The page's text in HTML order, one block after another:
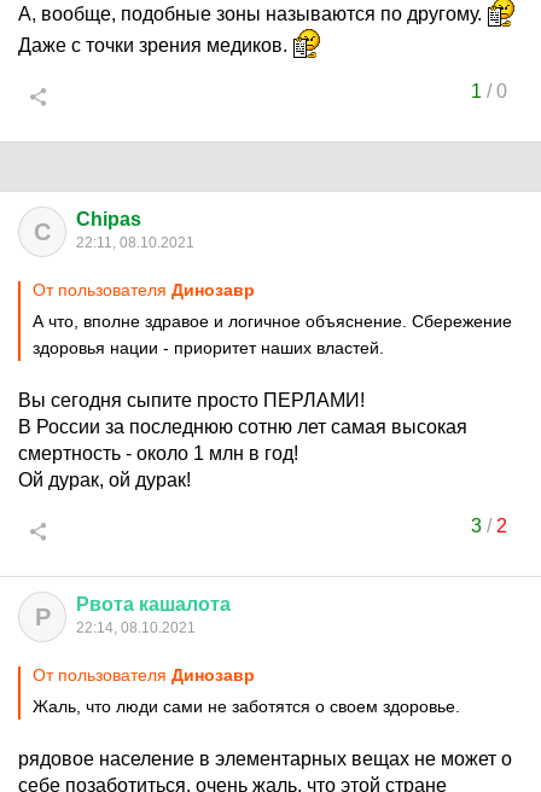
А, вообще, подобные зоны называются по другому.
Даже с точки зрения медиков.
1 /0
C Chipas
22:11, 08.10.2021
От пользователя Динозавp
А что, вполне здравое и логичное объяснение. Сбережение
здоровья нации - приоритет наших властей.
Вы сегодня сыпите просто ПЕРЛАМИ!
В России за последнюю сотню лет самая высокая
смертность - около 1 млн в год!
Ой дурак, ой дурак!
3/ 2
Р Рвота кашалота
22:14, 08.10.2021
От пользователя Динозавp
Жаль, что люди сами не заботятся о своем здоровье.
рядовое население в элементарных вещах не может о
себе позаботиться. очень жаль, что этой стране